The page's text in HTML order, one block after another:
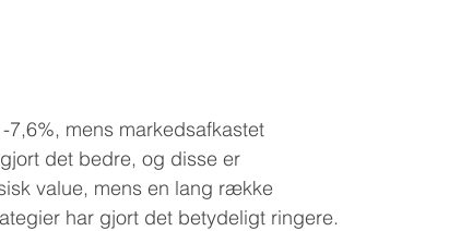
mens markedsafkastet
det bedre, og disse er
value, mens en lang række
har gjort det betydeligt ringere.